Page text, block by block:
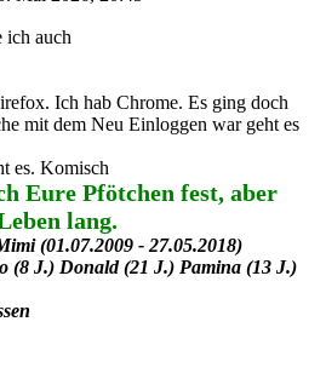
ich auch
Ich hab Chrome. Es ging doch
mit dem Neu Einloggen war geht es
es. Komisch
Eure Pfötchen fest, aber
lang.
(01.07.2009 - 27.05.2018)
(8 J.) Donald (21 J.) Pamina (13 J.)